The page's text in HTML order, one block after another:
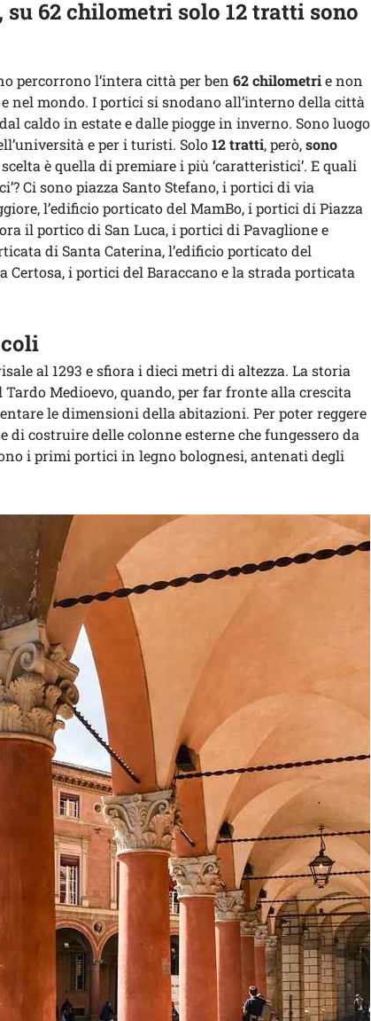
62 chilometri solo 12 tratti sono
percorrono l’intera città per ben 62 chilometrie non
nel mondo. I portici si snodano all’interno della città
caldo in estate e dalle piogge in inverno. Sono luogo
e per i turisti. Solo12 tratti, però,sono
scelta è quella di premiare i più ‘caratteristici’. E quali
Ci sono piazza Santo Stefano, i portici di via
l’edificio porticato del MamBo, i portici di Piazza
il portico di San Luca, i portici di Pavaglione e
di Santa Caterina, l’edificio porticato del
Certosa, i portici del Baraccano e la strada porticata
al 1293 e sfiora i dieci metri di altezza. La storia
Medioevo, quando, per far fronte alla crescita
le dimensioni della abitazioni. Per poter reggere
di costruire delle colonne esterne che fungessero da
i primi portici in legno bolognesi, antenati degli